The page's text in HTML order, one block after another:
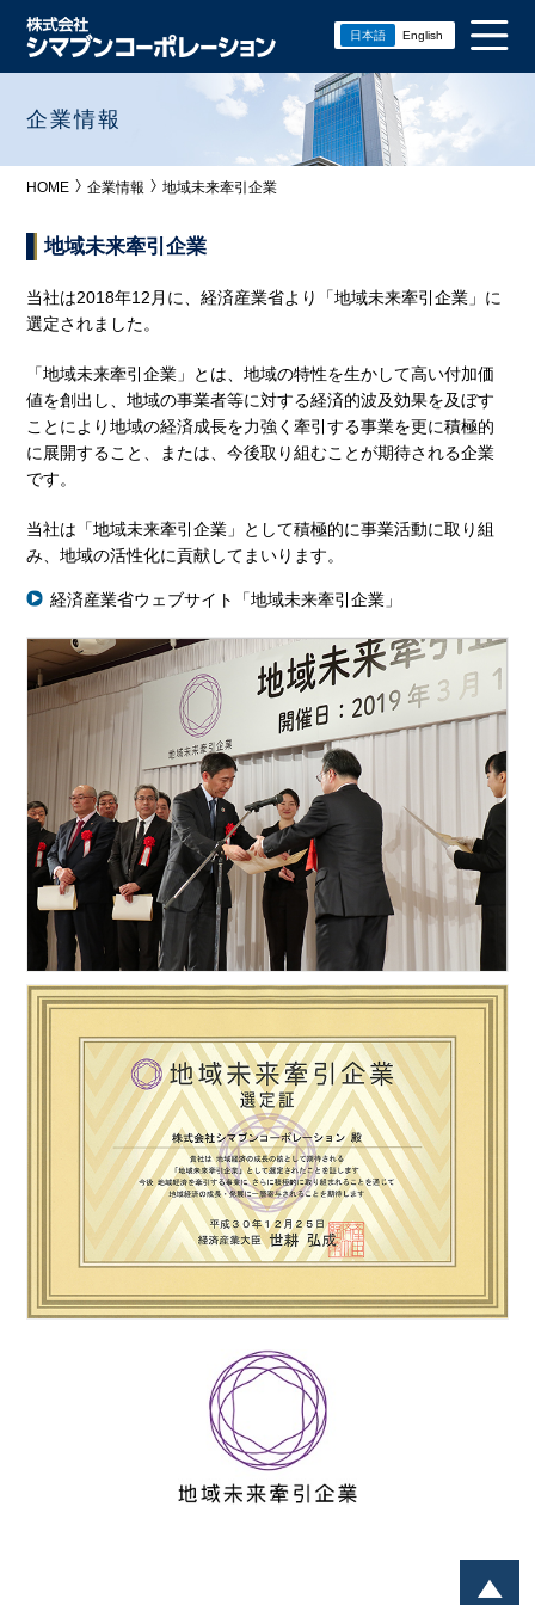
日本語 English
企業情報
HOME 企業情報 地域未来牽引企業
地域未来牽引企業
当社は2018年12月に、経済産業省より「地域未来牽引企業」に
選定されました。
「地域未来牽引企業」とは、地域の特性を生かして高い付加価
値を創出し、地域の事業者等に対する経済的波及効果を及ぼす
ことにより地域の経済成長を力強く牽引する事業を更に積極的
に展開すること、または、今後取り組むことが期待される企業
です。
当社は「地域未来牽引企業」として積極的に事業活動に取り組
み、地域の活性化に貢献してまいります。
経済産業省ウェブサイト「地域未来牽引企業」